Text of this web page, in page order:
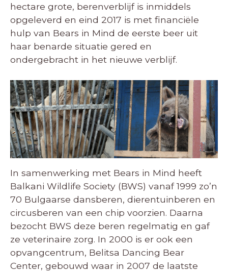
hectare grote, berenverblijf is inmiddels
opgeleverd en eind 2017 is met financiële
hulp van Bears in Mind de eerste beer uit
haar benarde situatie gered en
ondergebracht in het nieuwe verblijf.
In samenwerking met Bears in Mind heeft
Balkani Wildlife Society (BWS) vanaf 1999 zo’n
70 Bulgaarse dansberen, dierentuinberen en
circusberen van een chip voorzien. Daarna
bezocht BWS deze beren regelmatig en gaf
ze veterinaire zorg. In 2000 is er ook een
opvangcentrum, Belitsa Dancing Bear
Center, gebouwd waar in 2007 de laatste